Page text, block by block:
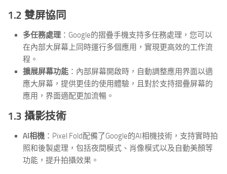
1.2 雙屏協同
多任務處理 ：Google的摺疊手機支持多任務處理，您可以
在內部大屏幕上同時運行多個應用，實現更高效的工作流
程。
擴展屏幕功能 ：內部屏幕開啟時，自動調整應用界面以適
應大屏幕，提供更佳的使用體驗，且對於支持摺疊屏幕的
應用，界面適配更加流暢。
1.3 攝影技術
AI相機 ：Pixel Fold配備了Google的AI相機技術，支持實時拍
照和後製處理，包括夜間模式、肖像模式以及自動美顏等
功能，提升拍攝效果。